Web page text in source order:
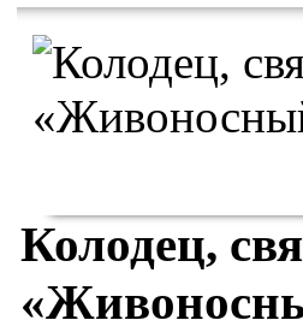
Колодец,